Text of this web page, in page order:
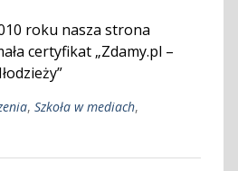
roku nasza strona
certyfikat „Zdamy.pl –
, Szkoła w mediach,